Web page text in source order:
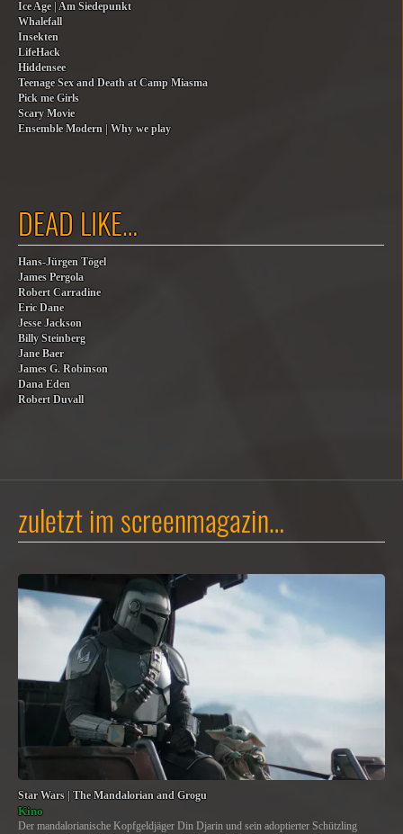
Ice Age | Am Siedepunkt
Whalefall
Insekten
LifeHack
Hiddensee
Teenage Sex and Death at Camp Miasma
Pick me Girls
Scary Movie
Ensemble Modern | Why we play
DEAD LIKE…
Hans-Jürgen Tögel
James Pergola
Robert Carradine
Eric Dane
Jesse Jackson
Billy Steinberg
Jane Baer
James G. Robinson
Dana Eden
Robert Duvall
zuletzt im screenmagazin…
Star Wars | The Mandalorian and Grogu
Kino
Der mandalorianische Kopfgeldjäger Din Djarin und sein adoptierter Schützling